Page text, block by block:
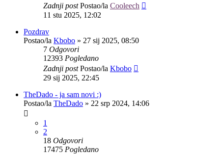
Zadnji postPostao/la Cooleech
11 stu 2025, 12:02
Pozdrav
Postao/la Kbobo » 27 sij 2025, 08:50
7 Odgovori
12393 Pogledano
Zadnji postPostao/la Kbobo
29 sij 2025, 22:45
TheDado - ja sam novi :)
Postao/la TheDado » 22 srp 2024, 14:06
1
2
18 Odgovori
17475 Pogledano